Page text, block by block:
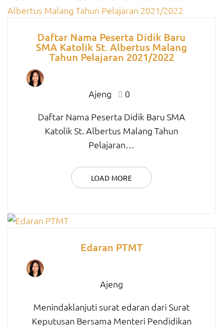
Daftar Nama Peserta Didik Baru
SMA Katolik St. Albertus Malang
Tahun Pelajaran 2021/2022
Ajeng
0
Daftar Nama Peserta Didik Baru SMA
Katolik St. Albertus Malang Tahun
Pelajaran…
LOAD MORE
Edaran PTMT
Ajeng
Menindaklanjuti surat edaran dari Surat
Keputusan Bersama Menteri Pendidikan